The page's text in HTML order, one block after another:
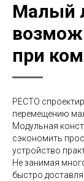
Малый
при
РЕСТО
перемещению
Модульная
сэкономить
устройство
Не занимая
быстро